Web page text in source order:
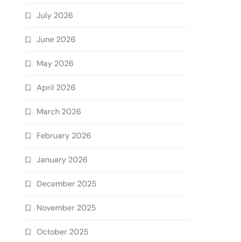
July 2026
June 2026
May 2026
April 2026
March 2026
February 2026
January 2026
December 2025
November 2025
October 2025